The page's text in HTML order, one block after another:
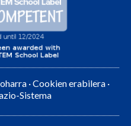
·Cookien erabilera ·
Sistema